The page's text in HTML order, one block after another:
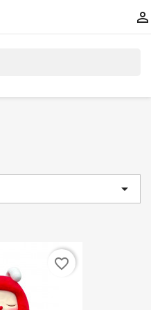


favorite_border